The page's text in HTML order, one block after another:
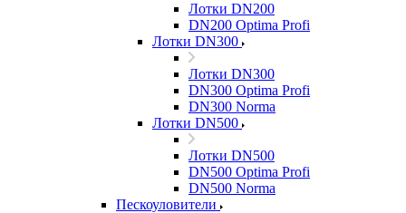
Лотки DN200
DN200 Optima Profi
Лотки DN300
Лотки DN300
DN300 Optima Profi
DN300 Norma
Лотки DN500
Лотки DN500
DN500 Optima Profi
DN500 Norma
Пескоуловители